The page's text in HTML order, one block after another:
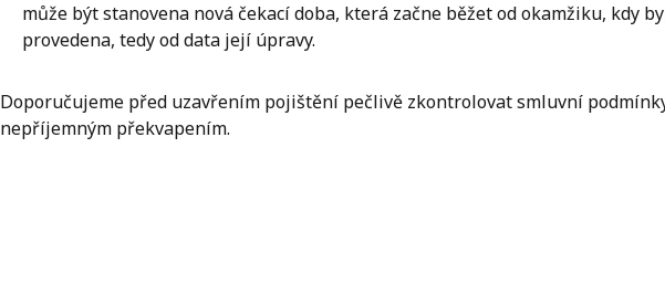
může být stanovena nová čekací doba, která začne běžet od okamžiku, kdy
provedena, tedy od data její úpravy.
Doporučujeme před uzavřením pojištění pečlivě zkontrolovat smluvní
nepříjemným překvapením.